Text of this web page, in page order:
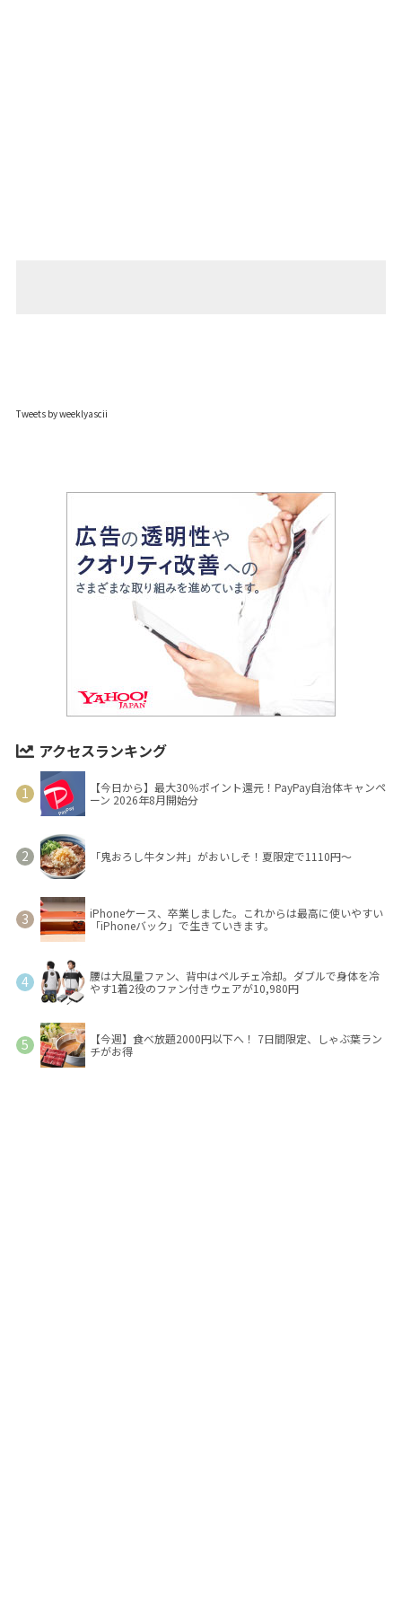
Tweets by weeklyascii
アクセスランキング
【今日から】最大30％ポイント還元！PayPay自治体キャンペ
ーン 2026年8月開始分
「鬼おろし牛タン丼」がおいしそ！夏限定で1110円～
iPhoneケース、卒業しました。これからは最高に使いやすい
「iPhoneバック」で生きていきます。
腰は大風量ファン、背中はペルチェ冷却。ダブルで身体を冷
やす1着2役のファン付きウェアが10,980円
【今週】食べ放題2000円以下へ！ 7日間限定、しゃぶ葉ラン
チがお得